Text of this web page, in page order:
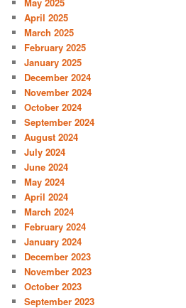
April 2025
March 2025
February 2025
January 2025
December 2024
November 2024
October 2024
September 2024
August 2024
July 2024
June 2024
May 2024
April 2024
March 2024
February 2024
January 2024
December 2023
November 2023
October 2023
September 2023